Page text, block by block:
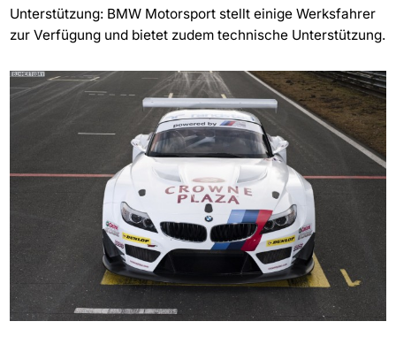
Unterstützung: BMW Motorsport stellt einige Werksfahrer
zur Verfügung und bietet zudem technische Unterstützung.